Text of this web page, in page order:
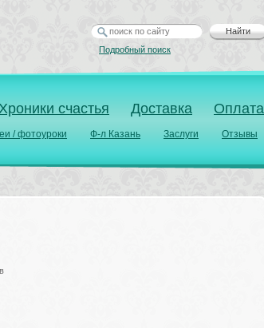
Хроники счастья Доставка Оплата
/ фотоуроки Ф-л Казань Заслуги Отзывы
Найти
Подробный поиск